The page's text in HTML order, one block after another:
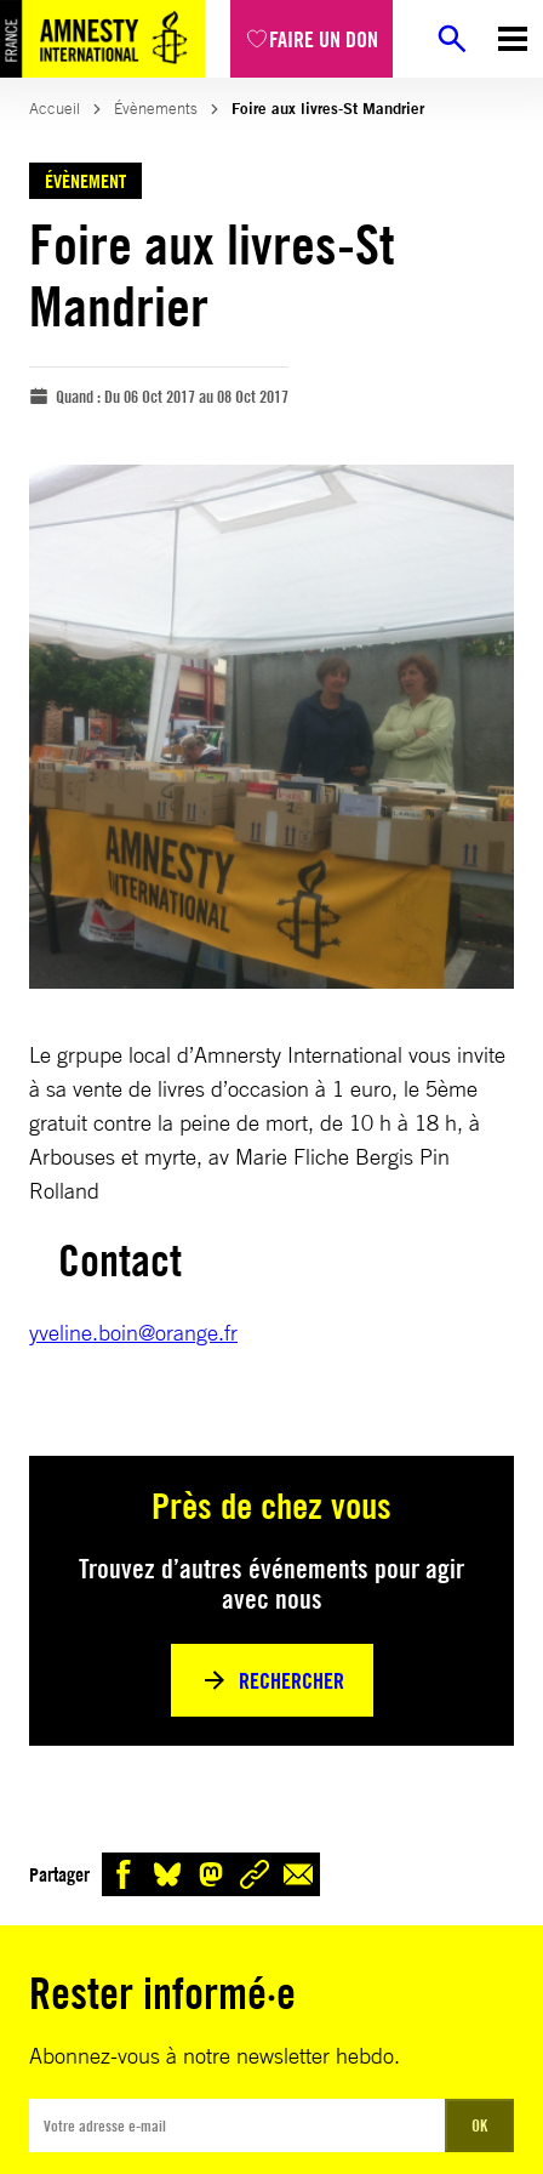
FAIRE UN DON
Accueil Évènements Foire aux livres-St Mandrier
ÉVÈNEMENT
Foire aux livres-St
Mandrier
Quand :Du 06 Oct 2017 au 08 Oct 2017
Le grpupe local d’Amnersty International vous invite
à sa vente de livres d’occasion à 1 euro, le 5ème
gratuit contre la peine de mort, de 10 h à 18 h, à
Arbouses et myrte, av Marie Fliche Bergis Pin
Rolland
Contact
yveline.boin@orange.fr
Près de chez vous
Trouvez d’autres événements pour agir
avec nous
RECHERCHER
Partager
Rester informé·e
Abonnez-vous à notre newsletter hebdo.
OK